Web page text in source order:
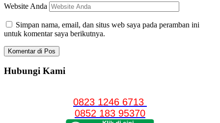
Website Anda
Simpan nama, email, dan situs web saya pada peramban ini
untuk komentar saya berikutnya.
Hubungi Kami
0823 1246 6713
0852 183 95370